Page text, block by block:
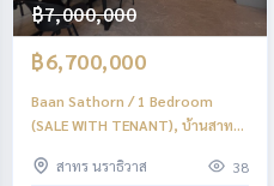
฿7,000,000
฿6,700,000
Baan Sathorn / 1 Bedroom
(SALE WITH TENANT), บ้านสาทร
GNG198
สาทร นราธิวาส 38